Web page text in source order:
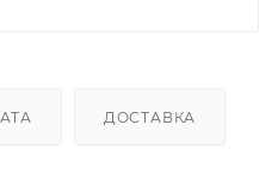
ДОСТАВКА